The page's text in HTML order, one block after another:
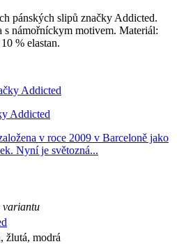
pánských slipů značky Addicted.
námořníckym motivem. Materiál:
% elastan.
Addicted
v roce 2009 v Barceloně jako
Nyní je světozná...
variantu
žlutá, modrá